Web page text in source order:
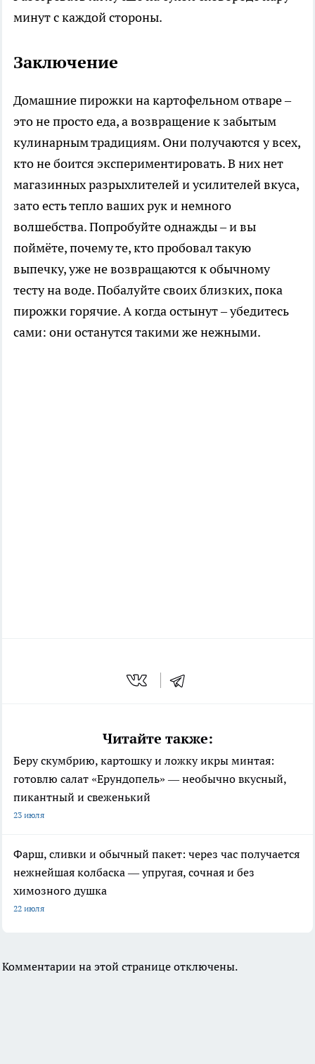
минут с каждой стороны.
Заключение
Домашние пирожки на картофельном отваре –
это не просто еда, а возвращение к забытым
кулинарным традициям. Они получаются у всех,
кто не боится экспериментировать. В них нет
магазинных разрыхлителей и усилителей вкуса,
зато есть тепло ваших рук и немного
волшебства. Попробуйте однажды – и вы
поймёте, почему те, кто пробовал такую
выпечку, уже не возвращаются к обычному
тесту на воде. Побалуйте своих близких, пока
пирожки горячие. А когда остынут – убедитесь
сами: они останутся такими же нежными.
Читайте также:
Беру скумбрию, картошку и ложку икры минтая:
готовлю салат «Ерундопель» — необычно вкусный,
пикантный и свеженький
23 июля
Фарш, сливки и обычный пакет: через час получается
нежнейшая колбаска — упругая, сочная и без
химозного душка
22 июля
Комментарии на этой странице отключены.